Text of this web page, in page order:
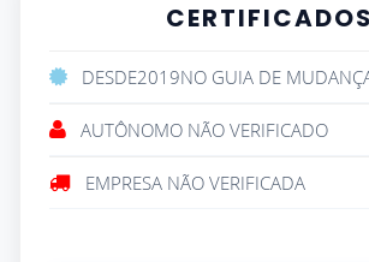
CERTIFICADOS
DESDE2019NO GUIA DE
AUTÔNOMO NÃO VERIFICADO
EMPRESA NÃO VERIFICADA